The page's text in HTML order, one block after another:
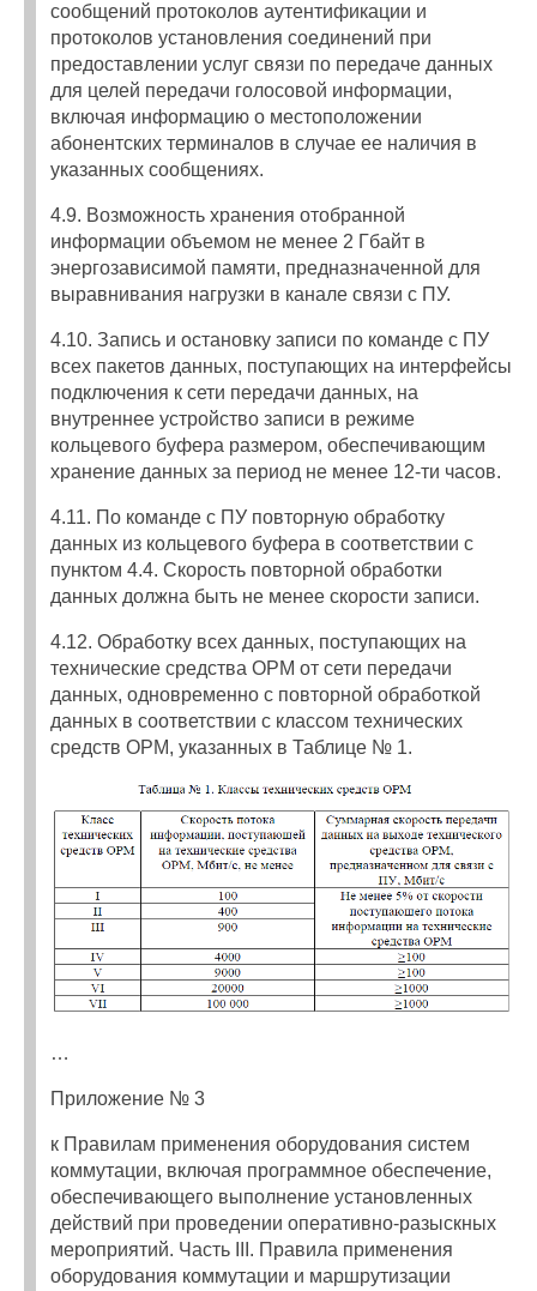
сообщений протоколов аутентификации и
протоколов установления соединений при
предоставлении услуг связи по передаче данных
для целей передачи голосовой информации,
включая информацию о местоположении
абонентских терминалов в случае ее наличия в
указанных сообщениях.
4.9. Возможность хранения отобранной
информации объемом не менее 2 Гбайт в
энергозависимой памяти, предназначенной для
выравнивания нагрузки в канале связи с ПУ.
4.10. Запись и остановку записи по команде с ПУ
всех пакетов данных, поступающих на интерфейсы
подключения к сети передачи данных, на
внутреннее устройство записи в режиме
кольцевого буфера размером, обеспечивающим
хранение данных за период не менее 12-ти часов.
4.11. По команде с ПУ повторную обработку
данных из кольцевого буфера в соответствии с
пунктом 4.4. Скорость повторной обработки
данных должна быть не менее скорости записи.
4.12. Обработку всех данных, поступающих на
технические средства ОРМ от сети передачи
данных, одновременно с повторной обработкой
данных в соответствии с классом технических
средств ОРМ, указанных в Таблице № 1.
…
Приложение № 3
к Правилам применения оборудования систем
коммутации, включая программное обеспечение,
обеспечивающего выполнение установленных
действий при проведении оперативно-разыскных
мероприятий. Часть III. Правила применения
оборудования коммутации и маршрутизации